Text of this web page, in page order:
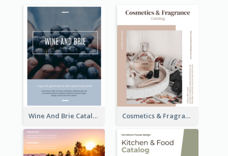
Wine And Brie Catalog Cosmetics & Fragrance Catalog